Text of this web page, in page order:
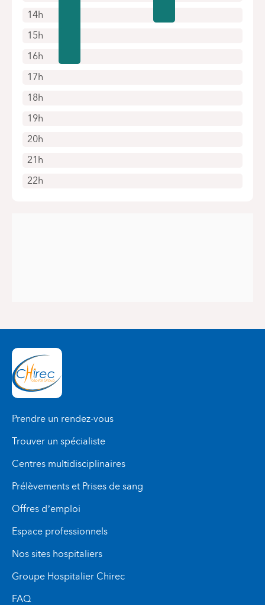
14h
15h
16h
17h
18h
19h
20h
21h
22h
Prendre un rendez-vous
Trouver un spécialiste
Centres multidisciplinaires
Prélèvements et Prises de sang
Offres d’emploi
Espace professionnels
Nos sites hospitaliers
Groupe Hospitalier Chirec
FAQ